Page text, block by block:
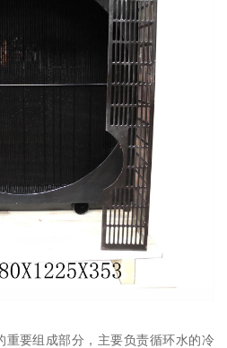
重要组成部分，主要负责循环水的冷